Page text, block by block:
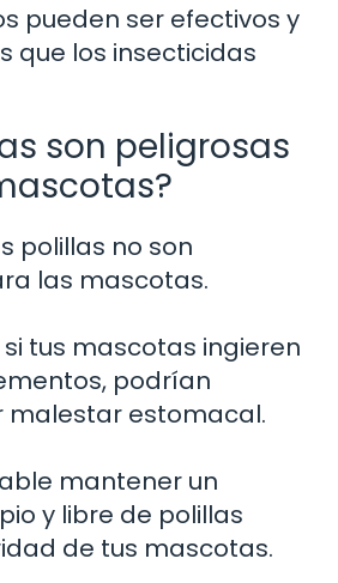
pueden ser efectivos y
que los insecticidas
son peligrosas
polillas no son
las mascotas.
tus mascotas ingieren
podrían
malestar estomacal.
mantener un
y libre de polillas
de tus mascotas.